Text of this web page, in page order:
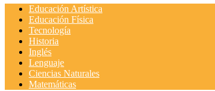
Educación Artística
Educación Física
Tecnología
Historia
Inglés
Lenguaje
Ciencias Naturales
Matemáticas